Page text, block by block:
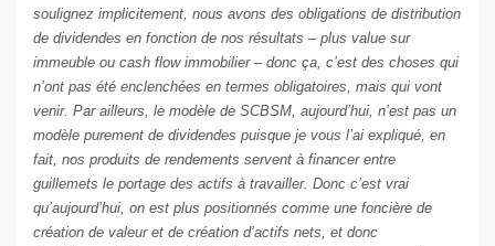
soulignez implicitement, nous avons des obligations de distribution
de dividendes en fonction de nos résultats – plus value sur
immeuble ou cash flow immobilier – donc ça, c’est des choses qui
n’ont pas été enclenchées en termes obligatoires, mais qui vont
venir. Par ailleurs, le modèle de SCBSM, aujourd’hui, n’est pas un
modèle purement de dividendes puisque je vous l’ai expliqué, en
fait, nos produits de rendements servent à financer entre
guillemets le portage des actifs à travailler. Donc c’est vrai
qu’aujourd’hui, on est plus positionnés comme une foncière de
création de valeur et de création d’actifs nets, et donc